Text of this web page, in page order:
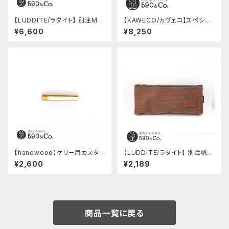
【LUDDITE/ラダイト】 別注MAY
Aレザーボートペンケース (ター
キーブルー)
¥6,600
【KAWECO/カヴェコ】スペシャ
ルペンシル(0.5mm)
¥8,250
【handwood】ケリー用カスタム
後軸 (真鍮)
¥2,600
【LUDDITE/ラダイト】 別注帆布
ベンディペンケース (コーヒー)
¥2,189
商品一覧に戻る